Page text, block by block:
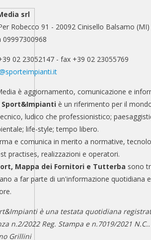
srl
Robecco 91 - 20092 Cinisello Balsamo
09997300968
02 23052147 - fax +39 02 23055769
è aggiornamento, comunicazione e
Sport&Impianti è un riferimento per il
ludico che professionistico;
life-style; tempo libero.
e comunica in merito a normative,
practises, realizzazioni e operatori.
Mappa dei Fornitori e Tutterba sono
a far parte di un'informazione quotidiana
è una testata quotidiana
n.2/2022 Reg. Stampa e n.7019/2021
Grillini